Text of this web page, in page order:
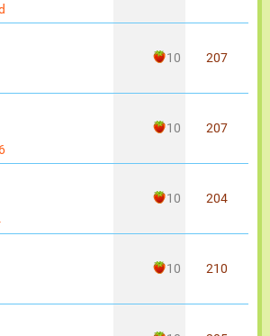
10 207
10 207
10 204
10 210